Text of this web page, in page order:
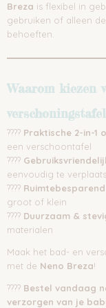
Breza is flexibel in
gebruiken of alleen de
behoeften.
Waarom kiezen
???? Praktische 2-in-1
een verschoontafel
????
eenvoudig te
????
groot of klein
???? Duurzaam &
materialen
Maak het bad- en
met de Neno Breza!
???? Bestel vandaag
verzorgen van je